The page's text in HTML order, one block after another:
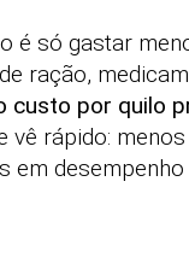
é só gastar
ração,
custo por quilo
vê rápido:
em